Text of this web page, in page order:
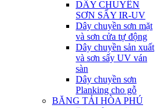
DÂY CHUYỀN
SƠN SẤY IR-UV
Dây chuyền sơn mặt
và sơn cửa tự động
Dây chuyền sản xuất
và sơn sấy UV ván
sàn
Dây chuyền sơn
Planking cho gỗ
BĂNG TẢI HÒA PHÚ